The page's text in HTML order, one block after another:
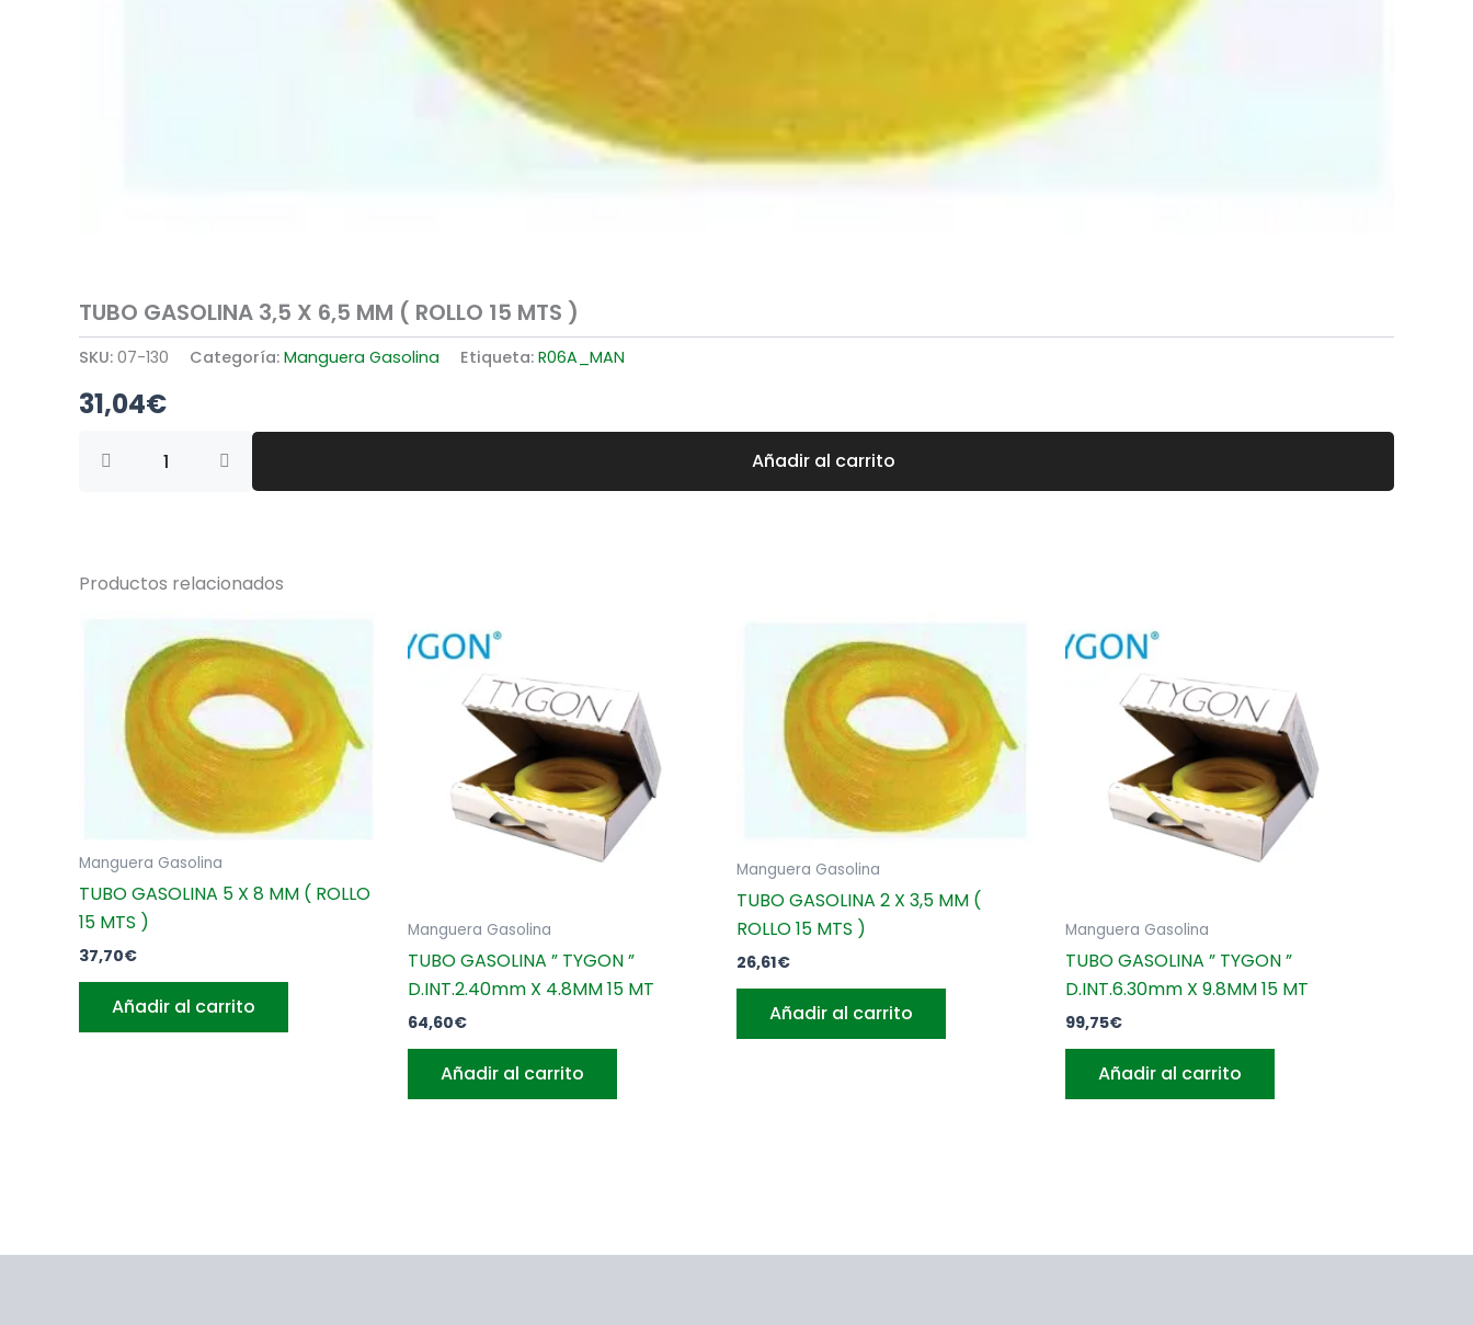
TUBO GASOLINA 3,5 X 6,5 MM ( ROLLO 15 MTS )
SKU: 07-130 Categoría: Manguera Gasolina Etiqueta: R06A_MAN
31,04€
GASOLINA
ROLLO
)
cantidad
Añadir al carrito
Productos relacionados
Manguera Gasolina
TUBO GASOLINA 5 X 8 MM ( ROLLO
15 MTS )
37,70€
Añadir al carrito
Manguera Gasolina
TUBO GASOLINA ” TYGON ”
D.INT.2.40mm X 4.8MM 15 MT
64,60€
Añadir al carrito
Manguera Gasolina
TUBO GASOLINA 2 X 3,5 MM (
ROLLO 15 MTS )
26,61€
Añadir al carrito
Manguera Gasolina
TUBO GASOLINA ” TYGON ”
D.INT.6.30mm X 9.8MM 15 MT
99,75€
Añadir al carrito